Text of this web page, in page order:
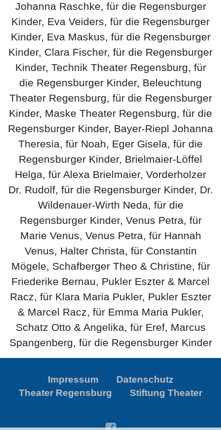
Johanna Raschke, für die Regensburger
Kinder, Eva Veiders, für die Regensburger
Kinder, Eva Maskus, für die Regensburger
Kinder, Clara Fischer, für die Regensburger
Kinder, Technik Theater Regensburg, für
die Regensburger Kinder, Beleuchtung
Theater Regensburg, für die Regensburger
Kinder, Maske Theater Regensburg, für die
Regensburger Kinder, Bayer-Riepl Johanna
Theresia, für Noah, Eger Gisela, für die
Regensburger Kinder, Brielmaier-Löffel
Helga, für Alexa Brielmaier, Vorderholzer
Dr. Rudolf, für die Regensburger Kinder, Dr.
Wildenauer-Wirth Neda, für die
Regensburger Kinder, Venus Petra, für
Marie Venus, Venus Petra, für Hannah
Venus, Halter Christa, für Constantin
Mögele, Schafberger Theo & Christine, für
Friederike Bernau, Pukler Eszter & Marcel
Racz, für Klara Maria Pukler, Pukler Eszter
& Marcel Racz, für Emma Maria Pukler,
Schatz Otto & Angelika, für Eref, Marcus
Spangenberg, für die Regensburger Kinder
Impressum
Datenschutz
Theater Regensburg
Stiftung Theater